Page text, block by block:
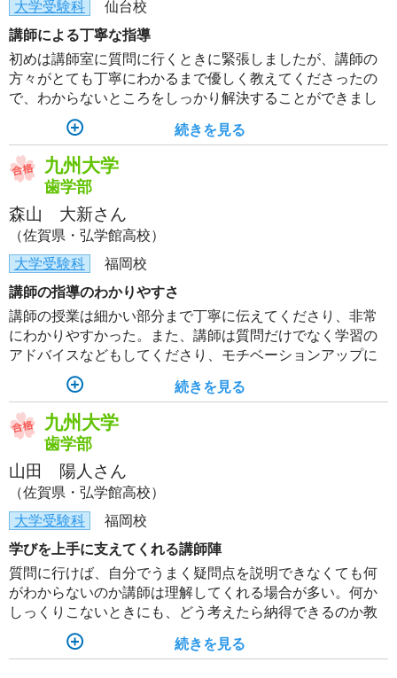
大学受験科
仙台校
講師による丁寧な指導
初めは講師室に質問に行くときに緊張しましたが、講師の
方々がとても丁寧にわかるまで優しく教えてくださったの
で、わからないところをしっかり解決することができまし
た。また、英作文や記述問題の添削もしてくださったの
で、減点されない解答を意識して演習できるようになりま
した。
続きを見る
九州大学
歯学部
森山 大新さん
（佐賀県・弘学館高校）
大学受験科
福岡校
講師の指導のわかりやすさ
講師の授業は細かい部分まで丁寧に伝えてくださり、非常
にわかりやすかった。また、講師は質問だけでなく学習の
アドバイスなどもしてくださり、モチベーションアップに
つながった。
続きを見る
九州大学
歯学部
山田 陽人さん
（佐賀県・弘学館高校）
大学受験科
福岡校
学びを上手に支えてくれる講師陣
質問に行けば、自分でうまく疑問点を説明できなくても何
がわからないのか講師は理解してくれる場合が多い。何か
しっくりこないときにも、どう考えたら納得できるのか教
えてくれる。
続きを見る